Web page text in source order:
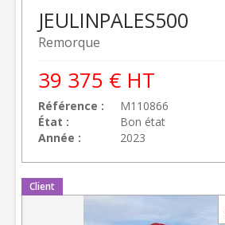
Remorque
JEULINPALES500
Référence
M110866
État
Bon état
Année
2023
39 375 € HT
Client